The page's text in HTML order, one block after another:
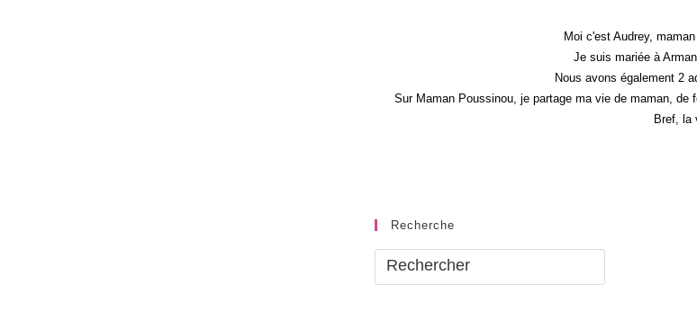
Moi c'est Audrey,
Je suis mariée à
Nous avons également 2
Sur Maman Poussinou, je partage ma vie de maman,
Bref, la
Recherche